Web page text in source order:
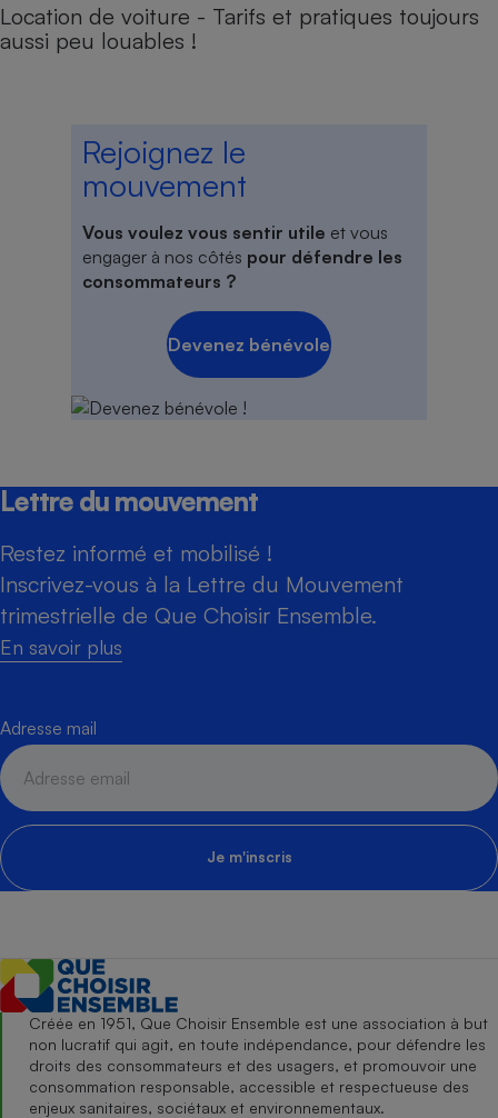
Location de voiture - Tarifs et pratiques toujours
aussi peu louables !
Rejoignez le
mouvement
Vous voulez vous sentir utile et vous
engager à nos côtés pour défendre les
consommateurs ?
Devenez bénévole
Lettre du mouvement
Restez informé et mobilisé !
Inscrivez-vous à la Lettre du Mouvement
trimestrielle de Que Choisir Ensemble.
En savoir plus
Adresse mail
Je m'inscris
Créée en 1951, Que Choisir Ensemble est une association à but
non lucratif qui agit, en toute indépendance, pour défendre les
droits des consommateurs et des usagers, et promouvoir une
consommation responsable, accessible et respectueuse des
enjeux sanitaires, sociétaux et environnementaux.